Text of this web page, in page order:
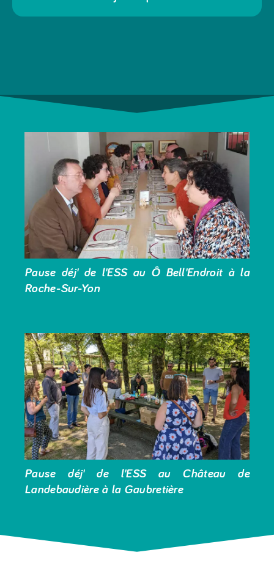
Pause déj' de l'ESS au Ô Bell'Endroit à la
Roche-Sur-Yon
Pause déj' de l'ESS au Château de
Landebaudière à la Gaubretière